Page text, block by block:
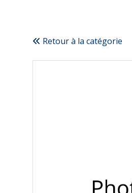
Retour à la catégorie